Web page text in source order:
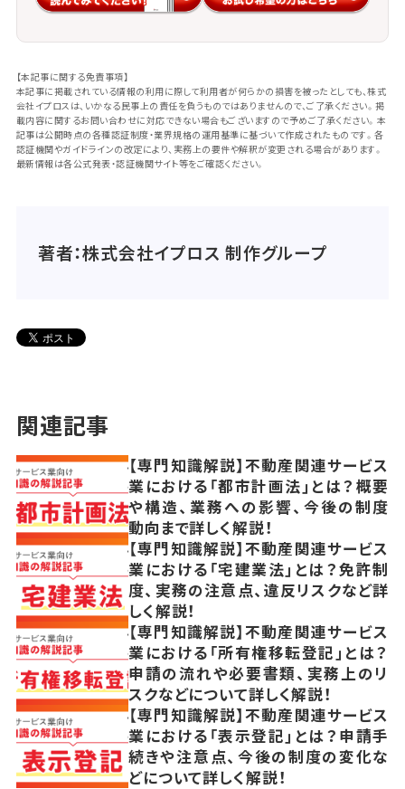
ナー企業の選定：代理店や物流業者との連
携強化により対応力を補完 ◉デジタル管
理ツールの導入：仕様書、納期、履歴、翻訳
などを一元管理するクラウドツール活用 ◉
サンプル送付プロセスの明確化：品質確認
を事前に行い、量産トラブルを防止
【本記事に関する免責事項】
本記事に掲載されている情報の利用に際して利用者が何らかの損害を被ったとしても、株式
会社イプロスは、いかなる民事上の責任を負うものではありませんので、ご了承ください。掲
載内容に関するお問い合わせに対応できない場合もございますので予めご了承ください。本
記事は公開時点の各種認証制度・業界規格の運用基準に基づいて作成されたものです。各
認証機関やガイドラインの改定により、実務上の要件や解釈が変更される場合があります。
最新情報は各公式発表・認証機関サイト等をご確認ください。
著者：株式会社イプロス 制作グループ
関連記事
【専門知識解説】不動産関連サービス
業における「都市計画法」とは？概要
や構造、業務への影響、今後の制度
動向まで詳しく解説！
【専門知識解説】不動産関連サービス
業における「宅建業法」とは？免許制
度、実務の注意点、違反リスクなど詳
しく解説！
【専門知識解説】不動産関連サービス
業における「所有権移転登記」とは？
申請の流れや必要書類、実務上のリ
スクなどについて詳しく解説！
【専門知識解説】不動産関連サービス
業における「表示登記」とは？申請手
続きや注意点、今後の制度の変化な
どについて詳しく解説！